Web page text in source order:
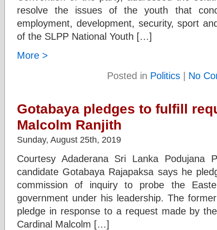
resolve the issues of the youth that
employment, development, security, sport
of the SLPP National Youth […]
More >
Posted in Politics | No
Gotabaya pledges to fulfill
Malcolm Ranjith
Sunday, August 25th, 2019
Courtesy Adaderana Sri Lanka Podujana
candidate Gotabaya Rajapaksa says he
commission of inquiry to probe the
government under his leadership. The
pledge in response to a request made by
Cardinal Malcolm […]